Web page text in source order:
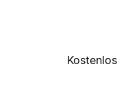
Kostenlos